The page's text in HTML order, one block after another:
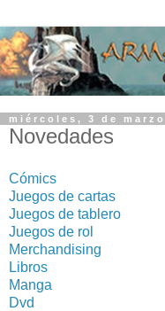
miércoles, 3 de marzo
Novedades
Cómics
Juegos de cartas
Juegos de tablero
Juegos de rol
Merchandising
Libros
Manga
Dvd